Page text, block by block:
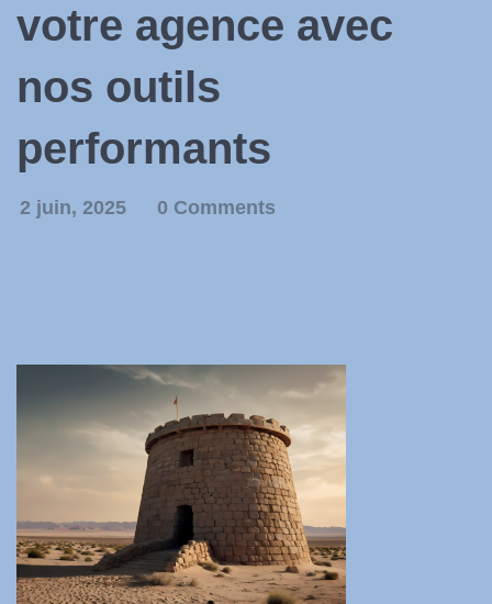
votre agence avec
nos outils
performants
2 juin, 2025 0 Comments